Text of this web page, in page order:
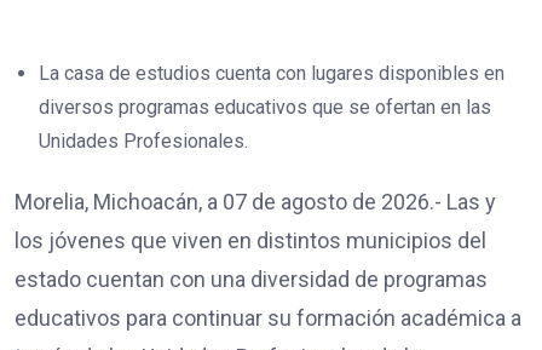
La casa de estudios cuenta con lugares disponibles en
diversos programas educativos que se ofertan en las
Unidades Profesionales.
Morelia, Michoacán, a 07 de agosto de 2026.- Las y
los jóvenes que viven en distintos municipios del
estado cuentan con una diversidad de programas
educativos para continuar su formación académica a